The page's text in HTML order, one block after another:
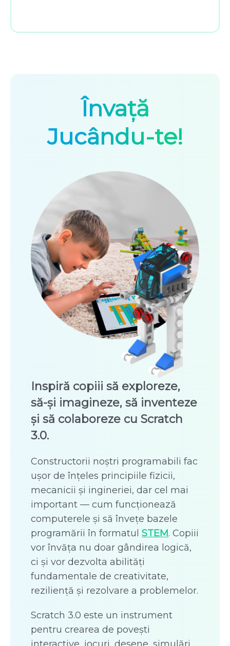
Învață
Jucându-te!
Inspiră copiii să exploreze,
să-și imagineze, să inventeze
și să colaboreze cu Scratch
3.0.
Constructorii noștri programabili fac
ușor de înțeles principiile fizicii,
mecanicii și ingineriei, dar cel mai
important — cum funcționează
computerele și să învețe bazele
programării în formatul STEM. Copiii
vor învăța nu doar gândirea logică,
ci și vor dezvolta abilități
fundamentale de creativitate,
reziliență și rezolvare a problemelor.
Scratch 3.0 este un instrument
pentru crearea de povești